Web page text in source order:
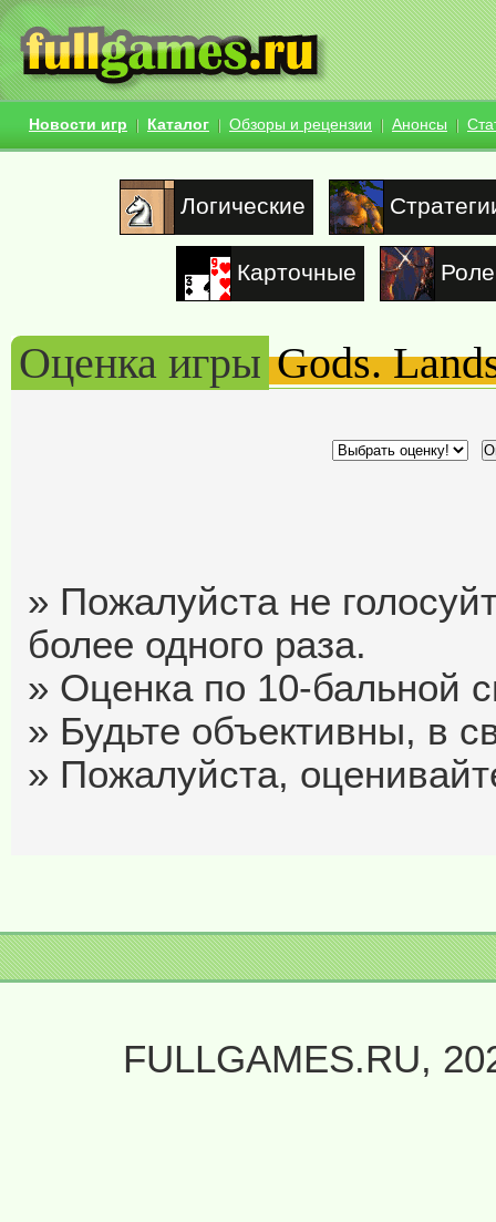
Новости игр Каталог Обзоры и рецензии Анонсы
Логические
Карточные
Оценка игры Gods.
» Пожалуйста не
более одного раза.
» Оценка по 10-бальной
» Будьте объективны, в
» Пожалуйста,
FULLGAMES.RU,